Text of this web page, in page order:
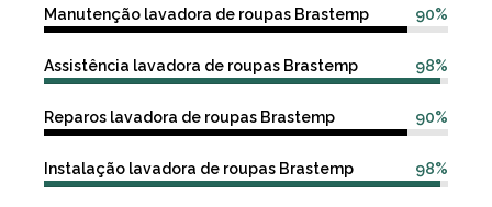
90%
Manutenção lavadora de roupas Brastemp
98%
Assistência lavadora de roupas Brastemp
90%
Reparos lavadora de roupas Brastemp
98%
Instalação lavadora de roupas Brastemp